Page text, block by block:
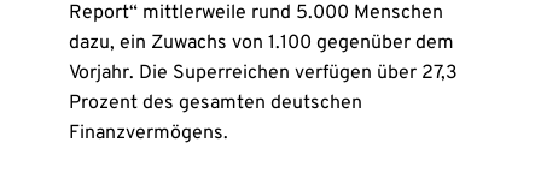
Report“ mittlerweile rund 5.000 Menschen
dazu, ein Zuwachs von 1.100 gegenüber dem
Vorjahr. Die Superreichen verfügen über 27,3
Prozent des gesamten deutschen
Finanzvermögens.